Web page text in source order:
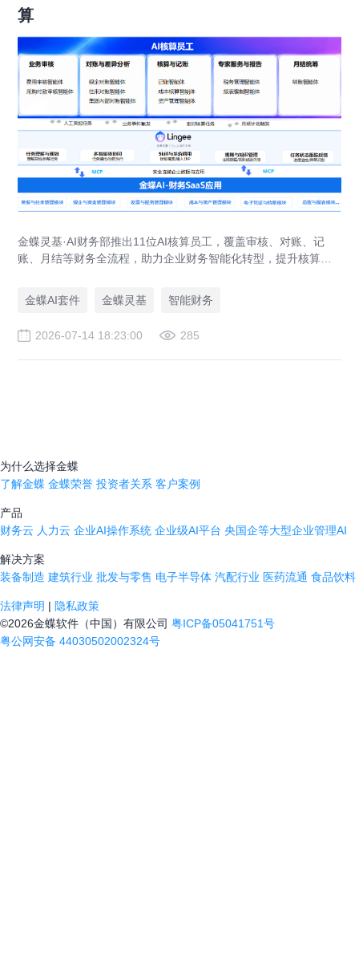
算
金蝶灵基·AI财务部推出11位AI核算员工，覆盖审核、对账、记
账、月结等财务全流程，助力企业财务智能化转型，提升核算效
金蝶AI套件
金蝶灵基 智能财务
2026-07-14 18:23:00 285
为什么选择金蝶
了解金蝶 金蝶荣誉 投资者关系 客户案例
产品
财务云 人力云 企业AI操作系统 企业级AI平台 央国企等大型企业管理AI
解决方案
装备制造 建筑行业 批发与零售 电子半导体 汽配行业 医药流通 食品饮料
法律声明 | 隐私政策
©2026金蝶软件（中国）有限公司 粤ICP备05041751号
粤公网安备 44030502002324号